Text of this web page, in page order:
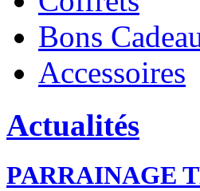
Bons
Accessoires
Actualités
PARRAINAGE